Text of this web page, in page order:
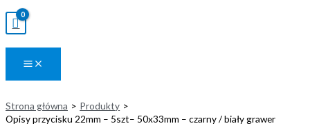
Strona główna
Produkty
Opisy przycisku 22mm – 5szt– 50x33mm – czarny / biały grawer